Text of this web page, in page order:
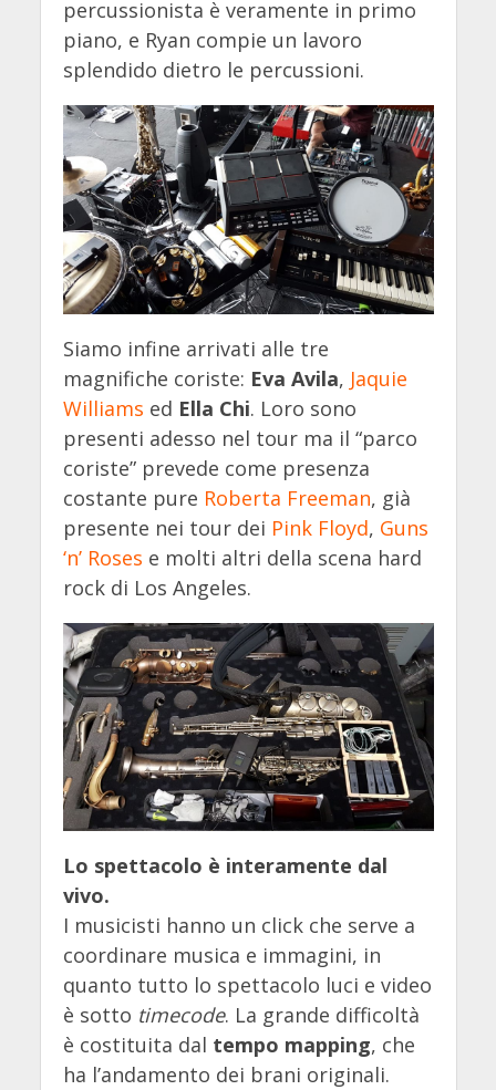
percussionista è veramente in primo
piano, e Ryan compie un lavoro
splendido dietro le percussioni.
Siamo infine arrivati alle tre
magnifiche coriste: Eva Avila, Jaquie
Williams ed Ella Chi. Loro sono
presenti adesso nel tour ma il “parco
coriste” prevede come presenza
costante pure Roberta Freeman, già
presente nei tour dei Pink Floyd, Guns
‘n’ Roses e molti altri della scena hard
rock di Los Angeles.
Lo spettacolo è interamente dal
vivo.
I musicisti hanno un click che serve a
coordinare musica e immagini, in
quanto tutto lo spettacolo luci e video
è sotto timecode. La grande difficoltà
è costituita dal tempo mapping, che
ha l’andamento dei brani originali.